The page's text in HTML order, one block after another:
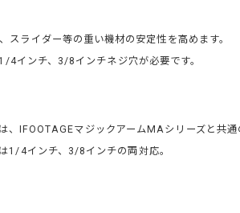
スライダー等の重い機材の安定性を高めます。
インチ、3/8インチネジ穴が必要です。
、IFOOTAGEマジックアームMAシリーズと共
1/4インチ、3/8インチの両対応。